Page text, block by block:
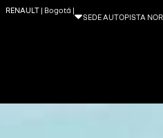
RENAULT | Bogotá |